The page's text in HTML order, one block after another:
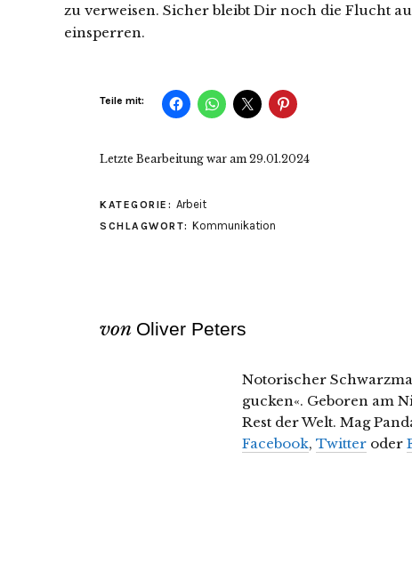
zu verweisen. Sicher bleibt Dir noch die Flucht
einsperren.
Teile mit:
Letzte Bearbeitung war am 29.01.2024
KATEGORIE: Arbeit
SCHLAGWORT: Kommunikation
von Oliver Peters
Notorischer
gucken«. Geboren am
Rest der Welt. Mag
Facebook, Twitter oder